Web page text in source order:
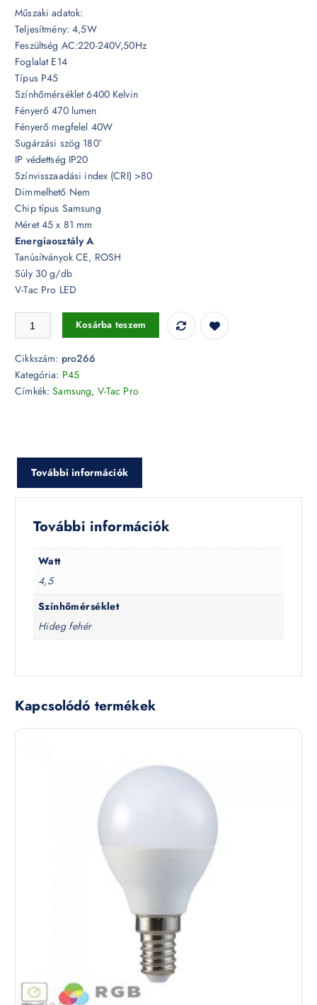
Műszaki adatok:
Teljesítmény: 4,5W
Feszültség AC:220-240V,50Hz
Foglalat E14
Típus P45
Színhőmérséklet 6400 Kelvin
Fényerő 470 lumen
Fényerő megfelel 40W
Sugárzási szög 180°
IP védettség IP20
Színvisszaadási index (CRI) >80
Dimmelhető Nem
Chip típus Samsung
Méret 45 x 81 mm
Energiaosztály A
Tanúsítványok CE, ROSH
Súly 30 g/db
V-Tac Pro LED
4,5W LED izzó Samsung chip E14 P45 6400K - PRO266 mennyiség
Kosárba teszem
Cikkszám: pro266
Kategória: P45
Címkék:Samsung, V-Tac Pro
További információk
További információk
Watt
4,5
Színhőmérséklet
Hideg fehér
Kapcsolódó termékek